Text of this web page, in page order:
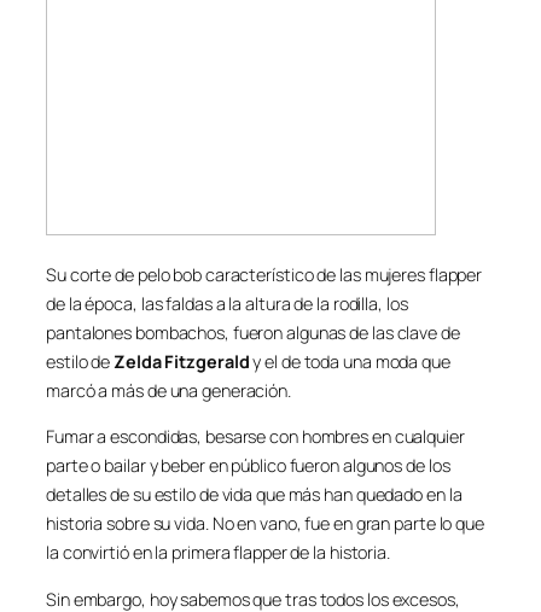
Su corte de pelo bob característico de las mujeres flapper
de la época, las faldas a la altura de la rodilla, los
pantalones bombachos, fueron algunas de las clave de
estilo deZelda Fitzgeraldy el de toda una moda que
marcó a más de una generación.
Fumar a escondidas, besarse con hombres en cualquier
parte o bailar y beber en público fueron algunos de los
detalles de su estilo de vida que más han quedado en la
historia sobre su vida. No en vano, fue en gran parte lo que
la convirtió en la primera flapper de la historia.
Sin embargo, hoy sabemos que tras todos los excesos,